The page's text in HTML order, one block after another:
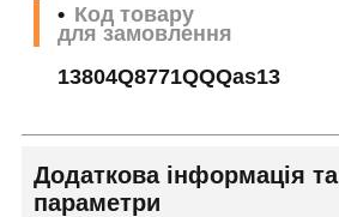
Код товару
для замовлення
13804Q8771QQQas13
Додаткова інформація та
параметри